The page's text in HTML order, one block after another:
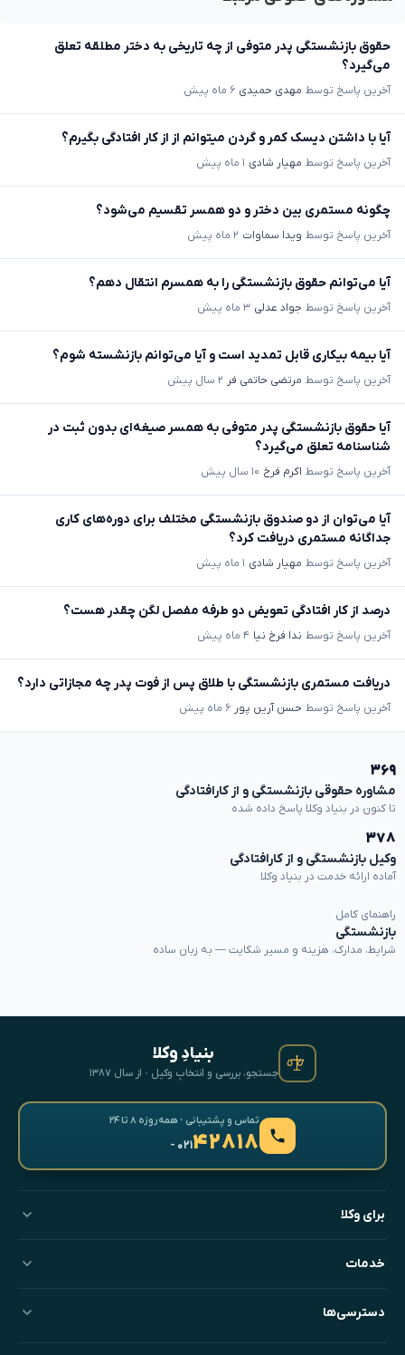
حقوق بازنشستگی پدر متوفی از چه تاریخی به دختر مطلقه تعلق
می‌گیرد؟
آخرین پاسخ توسط مهدی حمیدی ۶ ماه پیش
آیا با داشتن دیسک کمر و گردن میتوانم از از کار افتادگی بگیرم؟
آخرین پاسخ توسط مهیار شادی ۱ ماه پیش
چگونه مستمری بین دختر و دو همسر تقسیم می‌شود؟
آخرین پاسخ توسط ویدا سماوات ۲ ماه پیش
آیا می‌توانم حقوق بازنشستگی را به همسرم انتقال دهم؟
آخرین پاسخ توسط جواد عدلی ۳ ماه پیش
آیا بیمه بیکاری قابل تمدید است و آیا می‌توانم بازنشسته شوم؟
آخرین پاسخ توسط مرتضی حاتمی فر ۲ سال پیش
آیا حقوق بازنشستگی پدر متوفی به همسر صیغه‌ای بدون ثبت در
شناسنامه تعلق می‌گیرد؟
آخرین پاسخ توسط اکرم فرخ ۱۰ سال پیش
آیا می‌توان از دو صندوق بازنشستگی مختلف برای دوره‌های کاری
جداگانه مستمری دریافت کرد؟
آخرین پاسخ توسط مهیار شادی ۱ ماه پیش
درصد از کار افتادگی تعویض دو طرفه مفصل لگن چقدر هست؟
آخرین پاسخ توسط ندا فرخ نیا ۴ ماه پیش
دریافت مستمری بازنشستگی با طلاق پس از فوت پدر چه مجازاتی دارد؟
آخرین پاسخ توسط حسن آرین پور ۶ ماه پیش
۳۶۹
مشاوره حقوقی بازنشستگی و از کارافتادگی
تا کنون در بنیاد وکلا پاسخ داده شده
۳۷۸
وکیل بازنشستگی و از کارافتادگی
آماده ارائه خدمت در بنیاد وکلا
راهنمای کامل
بازنشستگی
شرایط، مدارک، هزینه و مسیر شکایت — به زبان ساده
بنیادِ وکلا
جستجو، بررسی و انتخابِ وکیل · از سال ۱۳۸۷
تماس و پشتیبانی · همه‌روزه ۸ تا ۲۴
۴۲۸۱۸- ۰۲۱
برای وکلا
خدمات
دسترسی‌ها